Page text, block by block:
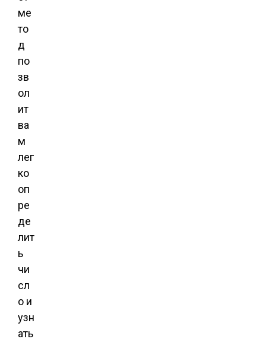
ме
то
д
по
зв
ол
ит
ва
м
лег
ко
оп
ре
де
лит
ь
чи
сл
о и
узн
ать